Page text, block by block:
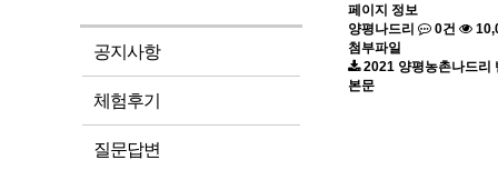
공지사항
체험후기
질문답변
페이지 정보
양평나드리
0건
첨부파일
2021 양평농촌나드리
본문